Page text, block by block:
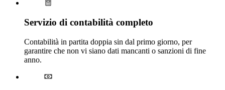
Servizio di contabilità completo
Contabilità in partita doppia sin dal primo giorno, per
garantire che non vi siano dati mancanti o sanzioni di fine
anno.